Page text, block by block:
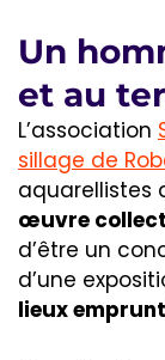
Un
et au
L’association
sillage de
aquarellistes
œuvre
d’être un
d’une
lieux